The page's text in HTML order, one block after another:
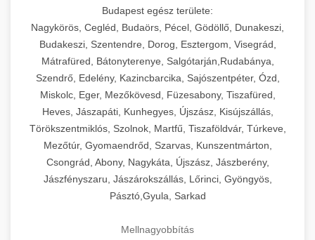
Budapest egész területe:
Nagykörös, Cegléd, Budaörs, Pécel, Gödöllő, Dunakeszi,
Budakeszi, Szentendre, Dorog, Esztergom, Visegrád,
Mátrafüred, Bátonyterenye, Salgótarján,Rudabánya,
Szendrő, Edelény, Kazincbarcika, Sajószentpéter, Ózd,
Miskolc, Eger, Mezőkövesd, Füzesabony, Tiszafüred,
Heves, Jászapáti, Kunhegyes, Újszász, Kisújszállás,
Törökszentmiklós, Szolnok, Martfű, Tiszaföldvár, Túrkeve,
Mezőtúr, Gyomaendrőd, Szarvas, Kunszentmárton,
Csongrád, Abony, Nagykáta, Újszász, Jászberény,
Jászfényszaru, Jászárokszállás, Lőrinci, Gyöngyös,
Pásztó,Gyula, Sarkad
Mellnagyobbítás